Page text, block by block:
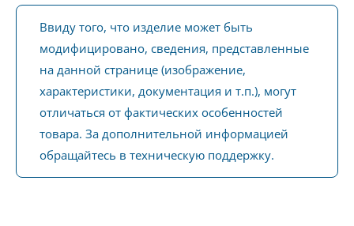
Ввиду того, что изделие может быть
модифицировано, сведения, представленные
на данной странице (изображение,
характеристики, документация и т.п.), могут
отличаться от фактических особенностей
товара. За дополнительной информацией
обращайтесь в техническую поддержку.